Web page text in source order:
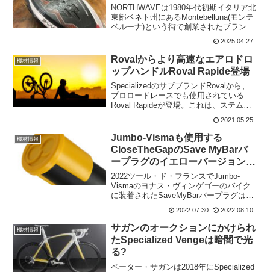
NORTHWAVEは1980年代初期イタリア北
東部ベネト州にあるMontebelluna(モンテ
ベルーナ)という街で創業されたブラン
ド。今回同社は、REVOLUTIONをアップ
デートした2025年モデルを発売してい
る。REVOLUTION ...
2025.04.27
機材情報
Rovalからより高速なエアロドロ
ップハンドルRoval Rapide登場
SpecializedのサブブランドRovalから、
プロロードレースでも使用されている
Roval Rapideが登場。これは、ステム一
ている。アルピニストはその価格と調整
機能の欠如によりほとんどのユーザー...
2021.05.25
機材情報
Jumbo-Vismaも使用する
CloseTheGapのSave MyBarバ
ープラグのイエローバージョン登
場
2022ツール・ド・フランスでJumbo-
Vismaのヨナス・ヴィンゲゴーのバイク
に装着されたSaveMyBarバープラグは、
イエローで統一されていた。このバープ
ラグの目的は、カーボンハンドルのエン
ド部分の磨耗を防ぐこと。通常のプラグ
のよう...
2022.07.30 2022.08.10
機材情報
サガンのオークションにかけられ
たSpecialized Vengeは暗闇で光
る?
ペーター・サガンは2018年にSpecialized